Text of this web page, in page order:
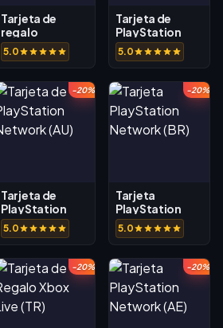
Tarjeta de
regalo
Nintendo
eShop (AU)
5.0
Tarjeta de
PlayStation
Network (SA)
5.0
-20%
Tarjeta de
PlayStation
Network (AU)
5.0
-20%
Tarjeta
PlayStation
Network (BR)
5.0
-20% -20%